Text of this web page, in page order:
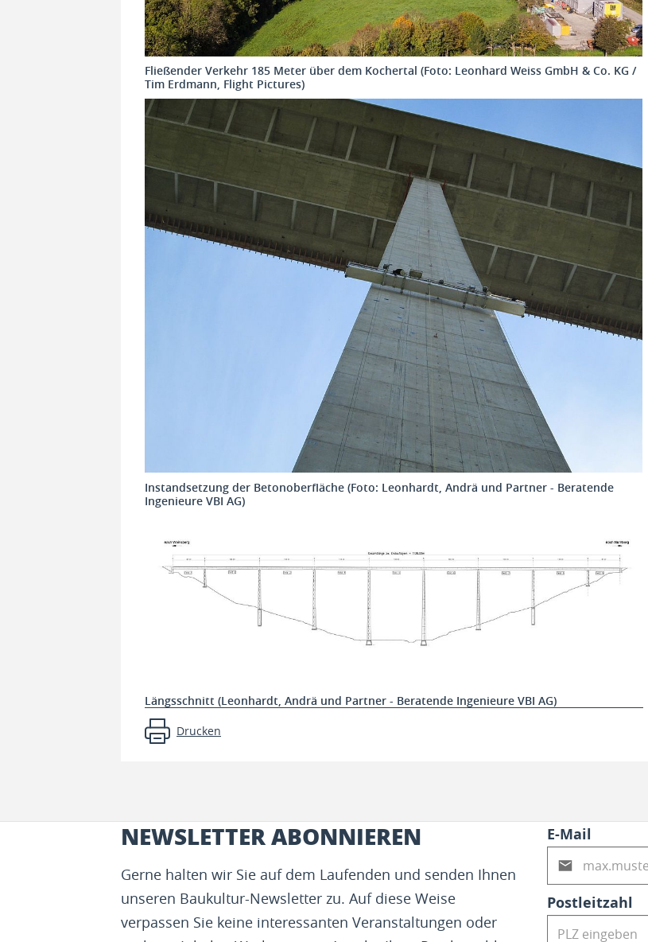
Fließender Verkehr 185 Meter über dem Kochertal (Foto: Leonhard Weiss GmbH & Co. KG /
Tim Erdmann, Flight Pictures)
Instandsetzung der Betonoberfläche (Foto: Leonhardt, Andrä und Partner - Beratende
Ingenieure VBI AG)
Längsschnitt (Leonhardt, Andrä und Partner - Beratende Ingenieure VBI AG)
Drucken
NEWSLETTER ABONNIEREN
Gerne halten wir Sie auf dem Laufenden und senden Ihnen
unseren Baukultur-Newsletter zu. Auf diese Weise
verpassen Sie keine interessanten Veranstaltungen oder
E-Mail
Postleitzahl